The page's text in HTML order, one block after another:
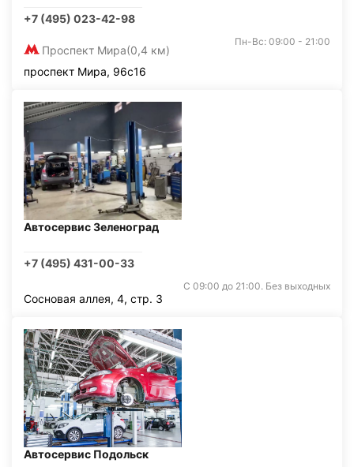
+7 (495) 023-42-98
Проспект Мира(0,4 км)
Пн-Вс: 09:00 - 21:00
проспект Мира, 96с16
Автосервис Зеленоград
+7 (495) 431-00-33
С 09:00 до 21:00. Без выходных
Сосновая аллея, 4, стр. 3
Автосервис Подольск